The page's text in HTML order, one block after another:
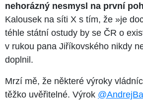
nehorázný nesmysl na první
Kalousek na síti X s tím, že »je
téhle státní ostudy by se ČR o
v rukou pana Jiříkovského nikdy
doplnil.
Mrzí mě, že některé výroky
těžko uvěřitelné. Výrok